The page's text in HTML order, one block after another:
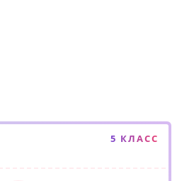
5 КЛАСС